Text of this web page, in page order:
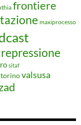
frontiere
maxiprocesso
repressione
sitaf
torinovalsusa